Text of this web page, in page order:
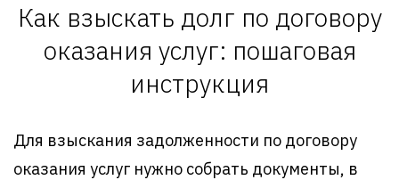
Как взыскать долг по договору
оказания услуг: пошаговая
инструкция
Для взыскания задолженности по договору
оказания услуг нужно собрать документы, в